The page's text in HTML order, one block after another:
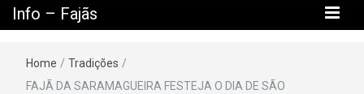
Info – Fajãs
Home / Tradições /
FAJÃ DA SARAMAGUEIRA FESTEJA O DIA DE SÃO